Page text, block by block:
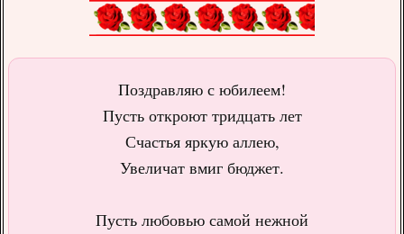
Поздравляю с юбилеем!
Пусть откроют тридцать лет
Счастья яркую аллею,
Увеличат вмиг бюджет.
Пусть любовью самой нежной